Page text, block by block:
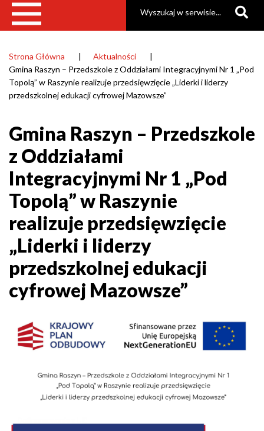
realizuje
przedsięwzięcie
„Liderki
liderzy
edukacji
cyfrowej
Mazowsze”
Gmina
Raszyn
Ścieżka
nawigacyjna
Strona Główna
Aktualności
Gmina Raszyn – Przedszkole z Oddziałami Integracyjnymi Nr 1 „Pod
Topolą” w Raszynie realizuje przedsięwzięcie „Liderki i liderzy
przedszkolnej edukacji cyfrowej Mazowsze”
Gmina Raszyn – Przedszkole
z Oddziałami
Integracyjnymi Nr 1 „Pod
Topolą” w Raszynie
realizuje przedsięwzięcie
„Liderki i liderzy
przedszkolnej edukacji
cyfrowej Mazowsze”